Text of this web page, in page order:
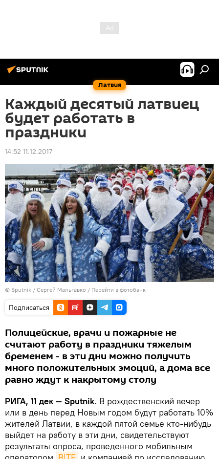
Латвия
Каждый десятый латвиец
будет работать в
праздники
14:52 11.12.2017
© Sputnik / Сергей Мальгавко / Перейти в фотобанк
Подписаться
Полицейские, врачи и пожарные не
считают работу в праздники тяжелым
бременем - в эти дни можно получить
много положительных эмоций, а дома все
равно ждут к накрытому столу
РИГА, 11 дек — Sputnik. В рождественский вечер
или в день перед Новым годом будут работать 10%
жителей Латвии, в каждой пятой семье кто-нибудь
выйдет на работу в эти дни, свидетельствуют
результаты опроса, проведенного мобильным